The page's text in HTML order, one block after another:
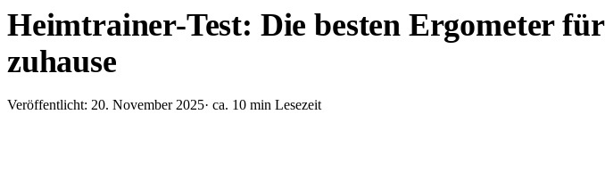
Heimtrainer-Test: Die besten Ergometer für
zuhause
Veröffentlicht: 20. November 2025· ca. 10 min Lesezeit